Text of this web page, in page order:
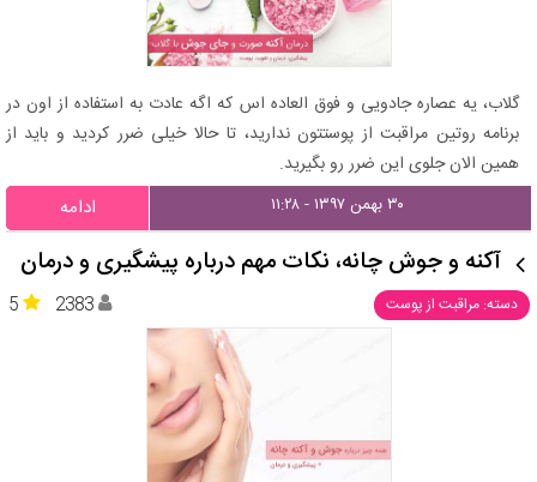
گلاب، یه عصاره جادویی و فوق العاده اس که اگه عادت به استفاده از اون در
برنامه روتین مراقبت از پوستتون ندارید، تا حالا خیلی ضرر کردید و باید از
همین الان جلوی این ضرر رو بگیرید.
۳۰ بهمن ۱۳۹۷ - ۱۱:۲۸ ادامه
آکنه و جوش چانه، نکات مهم درباره پیشگیری و درمان
دسته: مراقبت از پوست 5 2383